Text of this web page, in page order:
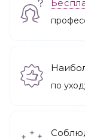
Ногтевой
по